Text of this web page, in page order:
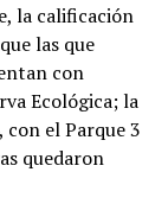
la calificación
las que
con
Ecológica; la
el Parque 3
quedaron